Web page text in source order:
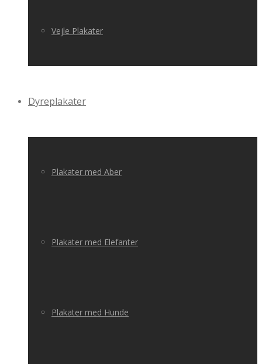
Vejle Plakater
Dyreplakater
Plakater med Aber
Plakater med Elefanter
Plakater med Hunde